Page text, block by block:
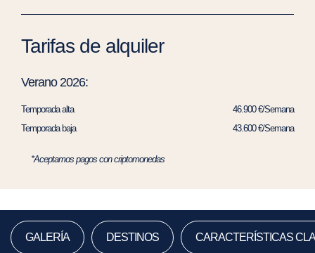
Tarifas de alquiler
Verano 2026:
Temporada alta
46.900 €/Semana
Temporada baja
43.600 €/Semana
*Aceptamos pagos con criptomonedas
GALERÍA DESTINOS CARACTERÍSTICAS